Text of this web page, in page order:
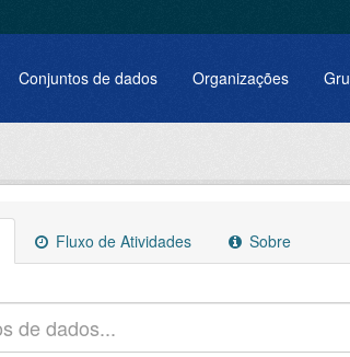
Conjuntos de dados Organizações
Fluxo de Atividades Sobre